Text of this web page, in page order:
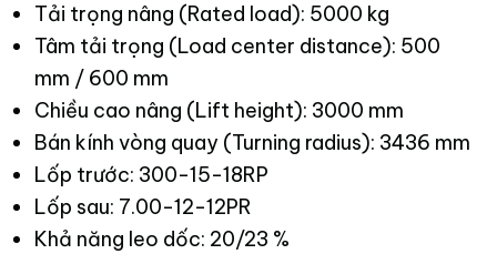
Tải trọng nâng (Rated load): 5000 kg
Tâm tải trọng (Load center distance): 500
mm / 600 mm
Chiều cao nâng (Lift height): 3000 mm
Bán kính vòng quay (Turning radius): 3436 mm
Lốp trước: 300-15-18RP
Lốp sau: 7.00-12-12PR
Khả năng leo dốc: 20/23 %